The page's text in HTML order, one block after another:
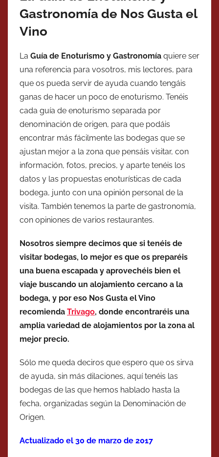
Gastronomía de Nos Gusta el
Vino
La Guía de Enoturismo y Gastronomía quiere ser
una referencia para vosotros, mis lectores, para
que os pueda servir de ayuda cuando tengáis
ganas de hacer un poco de enoturismo. Tenéis
cada guía de enoturismo separada por
denominación de origen, para que podáis
encontrar más fácilmente las bodegas que se
ajustan mejor a la zona que pensáis visitar, con
información, fotos, precios, y aparte tenéis los
datos y las propuestas enoturísticas de cada
bodega, junto con una opinión personal de la
visita. También tenemos la parte de gastronomía,
con opiniones de varios restaurantes.
Nosotros siempre decimos que si tenéis de
visitar bodegas, lo mejor es que os preparéis
una buena escapada y aprovechéis bien el
viaje buscando un alojamiento cercano a la
bodega, y por eso Nos Gusta el Vino
recomienda Trivago, donde encontraréis una
amplia variedad de alojamientos por la zona al
mejor precio.
Sólo me queda deciros que espero que os sirva
de ayuda, sin más dilaciones, aquí tenéis las
bodegas de las que hemos hablado hasta la
fecha, organizadas según la Denominación de
Origen.
Actualizado el 30 de marzo de 2017